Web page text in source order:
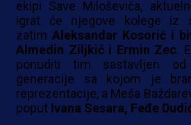
ekipi Save Miloševića,
igrat će njegove kolege iz
zatim Aleksandar Kosorić i
Almedin Ziljkić i Ermin Zec.
ponuditi tim sastavljen
generacije sa kojom je
reprezentacije, a Meša
poput Ivana Sesara, Feđe